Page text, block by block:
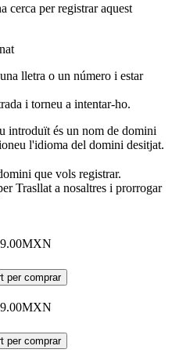
cerca per registrar aquest
lletra o un número i estar
i torneu a intentar-ho.
introduït és un nom de domini
l'idioma del domini desitjat.
que vols registrar.
Trasllat a nosaltres i prorrogar
per comprar
per comprar